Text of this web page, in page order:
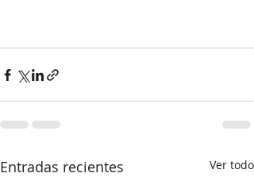
Entradas recientes Ver todo